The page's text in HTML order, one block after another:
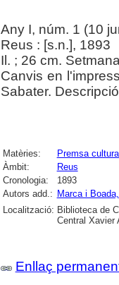
Any I, núm. 1 (10
Reus : [s.n.], 1893
Il. ; 26 cm.
Canvis en
Sabater.
Matèries: Premsa cultural
Àmbit:
Reus
Cronologia:
1893
Autors add.: Marca i
Localització: Biblioteca de
Central Xavier
Enllaç